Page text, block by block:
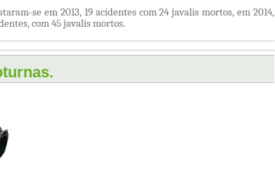
se em 2013, 19 acidentes com 24 javalis mortos,em 2014,
com 45 javalis mortos.